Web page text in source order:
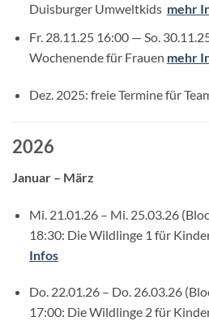
Duisburger Umweltkids mehr
Fr. 28.11.25 16:00 — So.
Wochenende für Frauen mehr
Dez. 2025: freie Termine für
2026
Januar – März
Mi. 21.01.26 – Mi. 25.03.26
18:30: Die Wildlinge 1 für
Infos
Do. 22.01.26 – Do. 26.03.26
17:00: Die Wildlinge 2 für